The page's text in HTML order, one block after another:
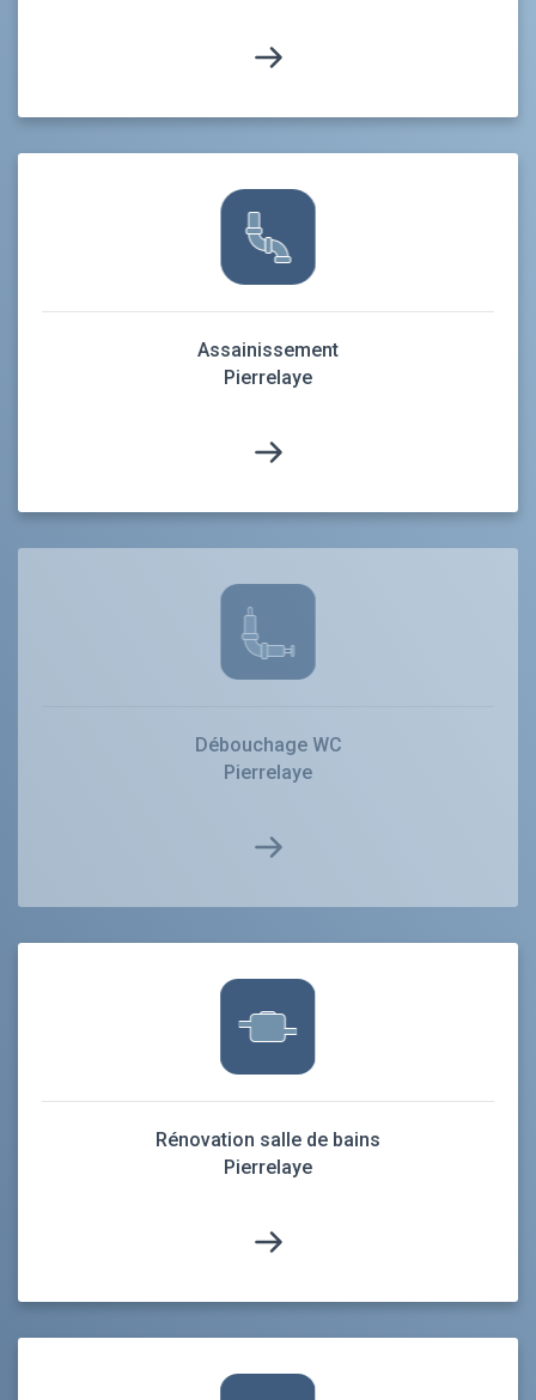
Assainissement
Pierrelaye
Débouchage WC
Pierrelaye
Rénovation salle de bains
Pierrelaye